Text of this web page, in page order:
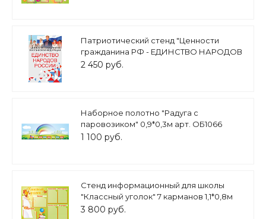
Патриотический стенд "Ценности
гражданина РФ - ЕДИНСТВО НАРОДОВ
РОССИИ" 0,7х1м арт. 2450_5
2 450 руб.
Наборное полотно "Радуга с
паровозиком" 0,9*0,3м арт. ОБ1066
1 100 руб.
Стенд информационный для школы
"Классный уголок" 7 карманов 1,1*0,8м
арт. ШК446
3 800 руб.